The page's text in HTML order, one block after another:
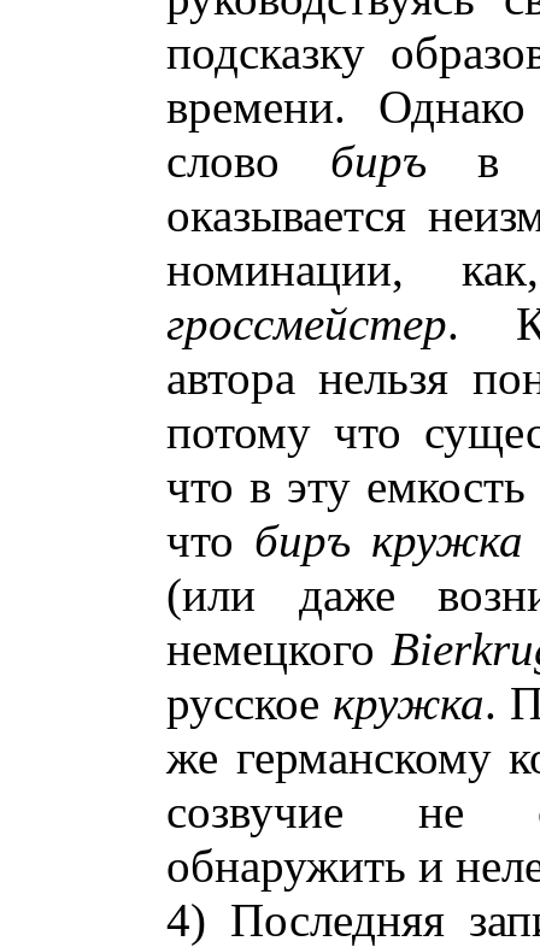
подсказку
времени.
слово биръ в
оказывается
номинации,
гроссмейстер.
автора нельзя
потому что
что в эту
что биръ кружка
(или даже
немецкого
русское кружка.
же германскому
созвучие не
обнаружить и
4) Последняя